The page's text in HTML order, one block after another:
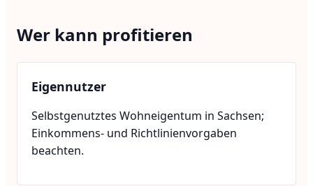
Wer kann profitieren
Eigennutzer
Selbstgenutztes Wohneigentum in Sachsen;
Einkommens- und Richtlinienvorgaben
beachten.